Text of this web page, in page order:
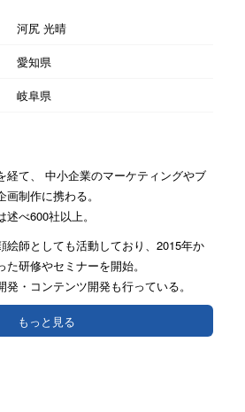
河尻 光晴
愛知県
岐阜県
経て、 中小企業のマーケティングやブ
制作に携わる。
べ600社以上。
絵師としても活動しており、2015年か
研修やセミナーを開始。
・コンテンツ開発も行っている。
もっと見る